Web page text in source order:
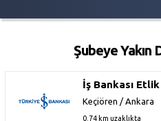
Şubeye Yakın
İş Bankası Etlik
Keçiören / Ankara
0.74 km uzaklıkta